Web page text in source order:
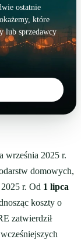
ostatnie
które
lub sprzedawcy
września 2025 r.
domowych,
r. Od 1 lipca
koszty o
zatwierdził